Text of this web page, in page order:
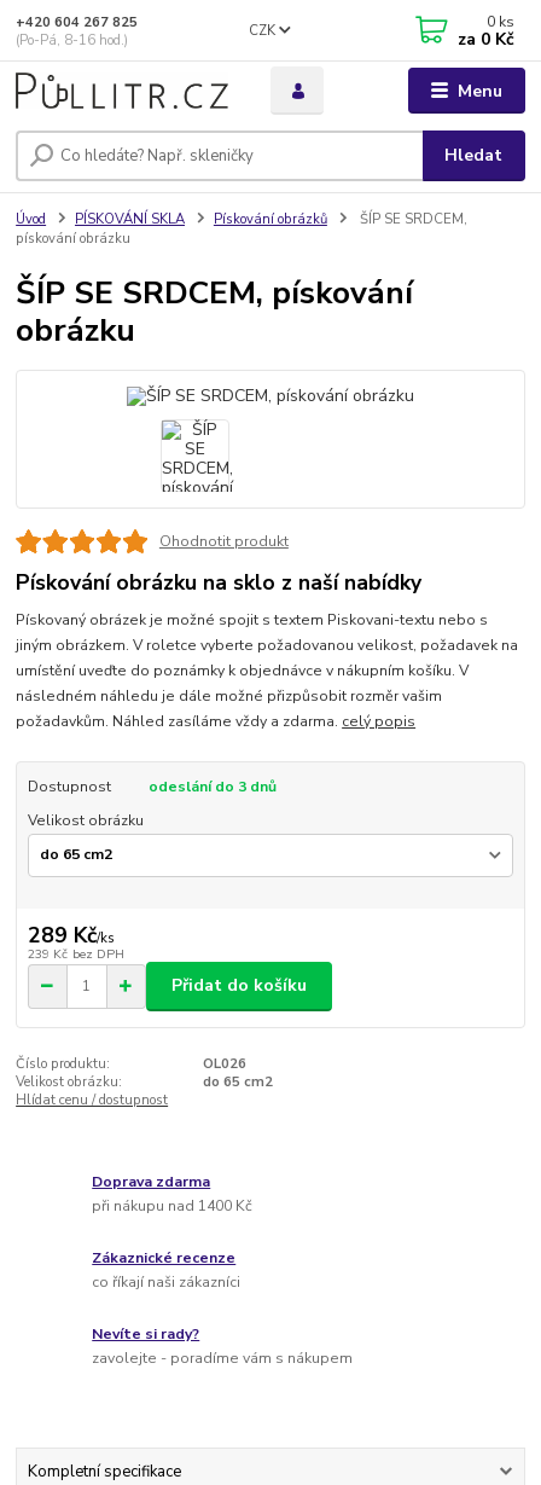
Menu
CZK
Hledat
+420 604 267 825
(Po-Pá, 8-16 hod.)
0 ks
za 0 Kč
Úvod PÍSKOVÁNÍ SKLA Pískování obrázků
ŠÍP SE SRDCEM,
pískování obrázku
ŠÍP SE SRDCEM, pískování
obrázku
Ohodnotit produkt
Pískování obrázku na sklo z naší nabídky
Pískovaný obrázek je možné spojit s textem Piskovani-textu nebo s
jiným obrázkem. V roletce vyberte požadovanou velikost, požadavek na
umístění uveďte do poznámky k objednávce v nákupním košíku. V
následném náhledu je dále možné přizpůsobit rozměr vašim
požadavkům. Náhled zasíláme vždy a zdarma. celý popis
Dostupnost
odeslání do 3 dnů
Velikost obrázku
289 Kč/ks
239 Kč bez DPH
Přidat do košíku
Číslo produktu:
OL026
Velikost obrázku:
do 65 cm2
Hlídat cenu / dostupnost
Doprava zdarma
při nákupu nad 1400 Kč
Zákaznické recenze
co říkají naši zákazníci
Nevíte si rady?
zavolejte - poradíme vám s nákupem
Kompletní specifikace